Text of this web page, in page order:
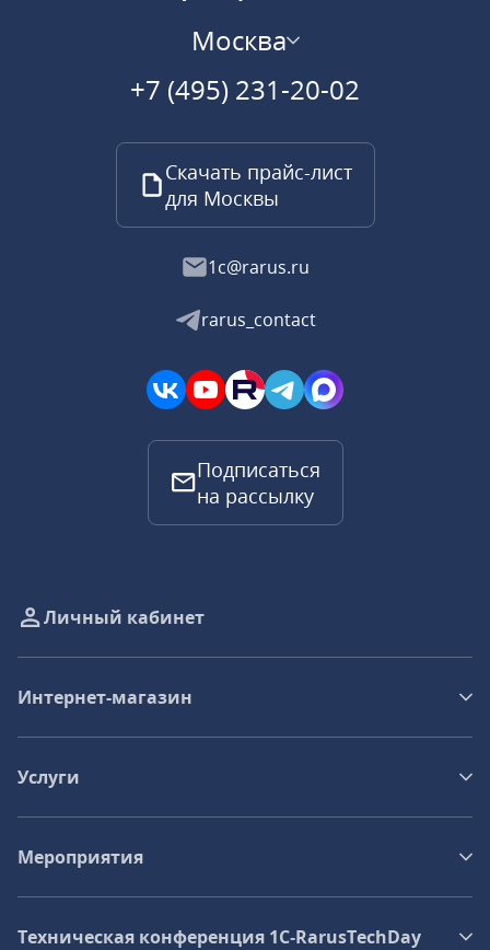
Москва
+7 (495) 231-20-02
Скачать прайс-лист
для Москвы
1c@rarus.ru
rarus_contact
Подписаться
на рассылку
Личный кабинет
Интернет-магазин
Услуги
Мероприятия
Техническая конференция 1C‑RarusTechDay